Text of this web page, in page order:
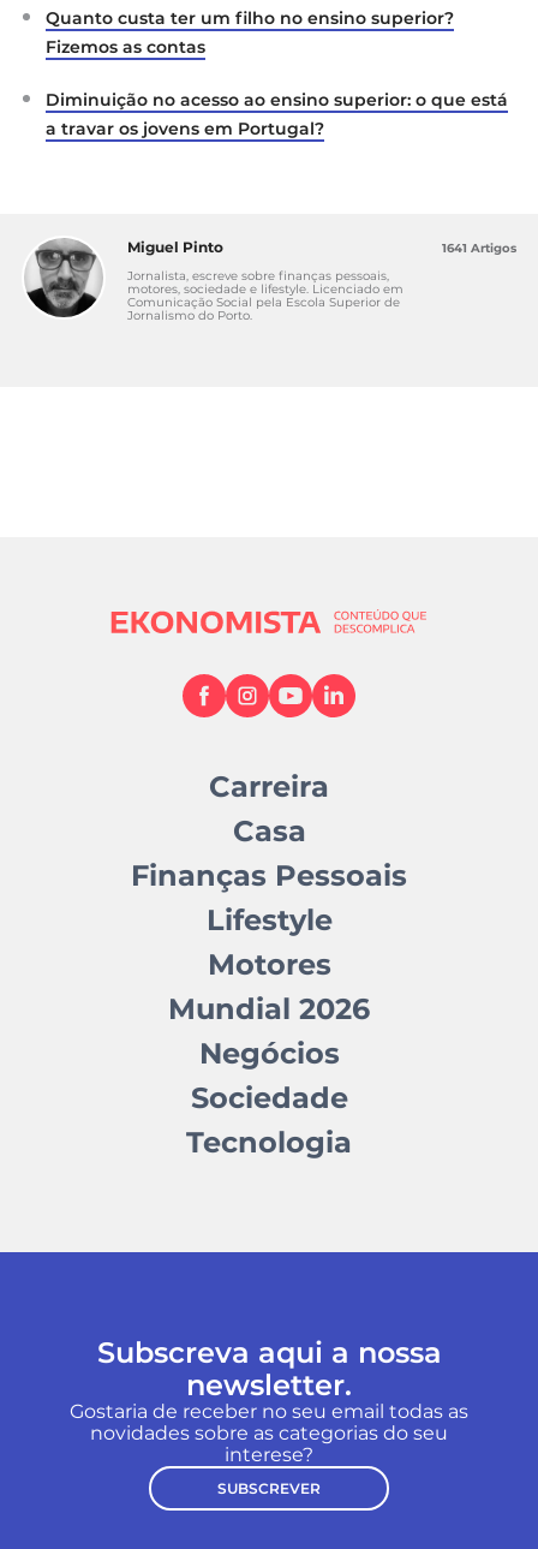
Quanto custa ter um filho no ensino superior?
Fizemos as contas
Diminuição no acesso ao ensino superior: o que está
a travar os jovens em Portugal?
Miguel Pinto
Jornalista, escreve sobre finanças pessoais,
motores, sociedade e lifestyle. Licenciado em
Comunicação Social pela Escola Superior de
Jornalismo do Porto.
1641 Artigos
Carreira
Casa
Finanças Pessoais
Lifestyle
Motores
Mundial 2026
Negócios
Sociedade
Tecnologia
Subscreva aqui a nossa
newsletter.
Gostaria de receber no seu email todas as
novidades sobre as categorias do seu
interese?
SUBSCREVER